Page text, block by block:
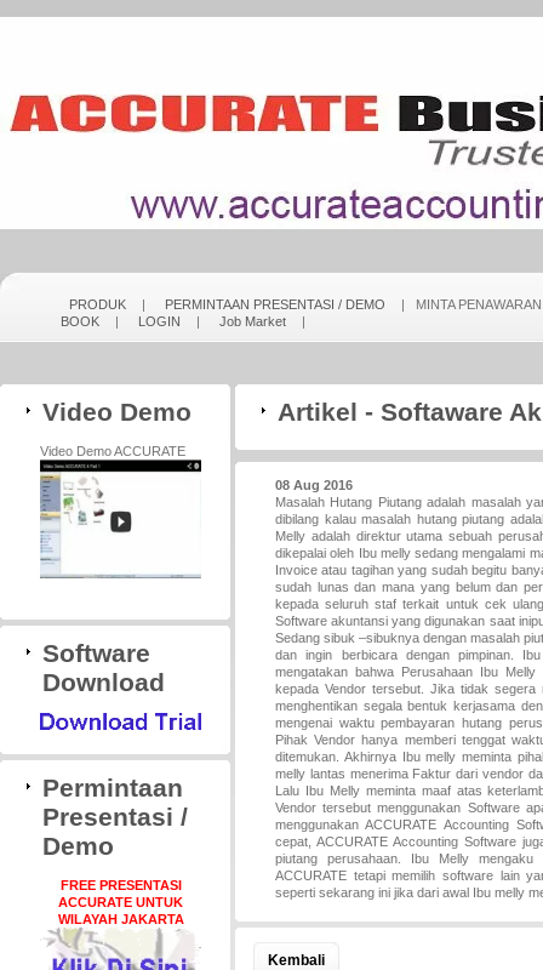
PRODUK | PERMINTAAN PRESENTASI / DEMO
| MINTA
BOOK
| LOGIN | Job Market |
Video Demo
Video Demo ACCURATE
Software
Download
Permintaan
Presentasi /
Demo
FREE PRESENTASI
ACCURATE UNTUK
WILAYAH JAKARTA
Artikel - Softaware
08 Aug 2016
Masalah Hutang Piutang adalah masalah
dibilang kalau masalah hutang piutang
Melly adalah direktur utama sebuah
dikepalai oleh Ibu melly sedang mengalami
Invoice atau tagihan yang sudah begitu
sudah lunas dan mana yang belum dan
kepada seluruh staf terkait untuk cek
Software akuntansi yang digunakan saat
Sedang sibuk –sibuknya dengan masalah
dan ingin berbicara dengan pimpinan.
mengatakan bahwa Perusahaan Ibu
kepada Vendor tersebut. Jika tidak
menghentikan segala bentuk kerjasama
mengenai waktu pembayaran hutang
Pihak Vendor hanya memberi tenggat
ditemukan. Akhirnya Ibu melly meminta
melly lantas menerima Faktur dari vendor
Lalu Ibu Melly meminta maaf atas
Vendor tersebut menggunakan Software
menggunakan ACCURATE Accounting
cepat, ACCURATE Accounting Software
piutang perusahaan. Ibu Melly
ACCURATE tetapi memilih software lain
seperti sekarang ini jika dari awal Ibu melly
Kembali